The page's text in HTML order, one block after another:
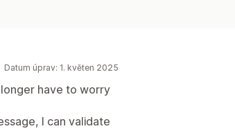
Datum úprav: 1. květen 2025
have to worry
I can validate